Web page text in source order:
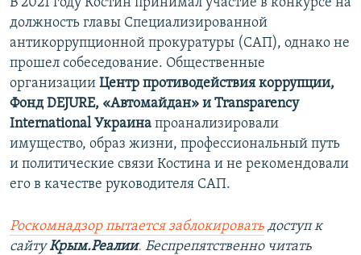
должность главы Специализированной
антикоррупционной прокуратуры (САП), однако не
прошел собеседование. Общественные
организации Центр противодействия коррупции,
Фонд DEJURE, «Автомайдан» и Transparency
International Украина проанализировали
имущество, образ жизни, профессиональный путь
и политические связи Костина и не рекомендовали
его в качестве руководителя САП.
Роскомнадзор пытается заблокировать доступ к
сайтуКрым.Реалии. Беспрепятственно читать